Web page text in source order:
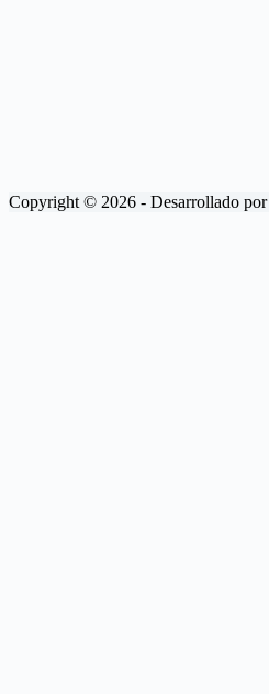
Copyright © 2026 - Desarrollado por